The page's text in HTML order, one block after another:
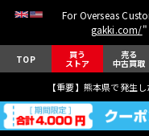
For Overseas
gakki.com/
TOP 買う
ストア
売る
中古買取
【重要】熊本県で発生